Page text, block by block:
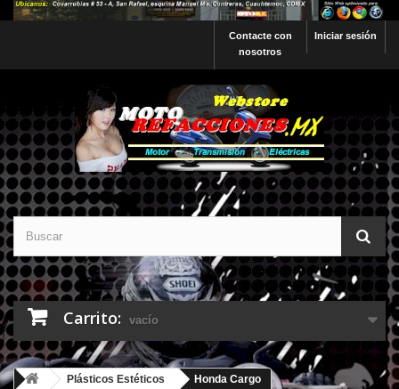
Iniciar sesión
Contacte con
nosotros
Carrito: vacío
Plásticos Estéticos Honda Cargo